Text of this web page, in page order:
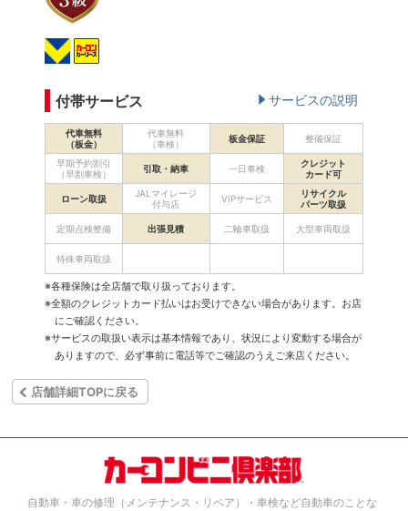
付帯サービス サービスの説明
代車無料
（板金）
代車無料
（車検）
板金保証 整備保証
早期予約割引
（早割車検）
引取・納車 一日車検
クレジット
カード可
ローン取扱
JALマイレージ
付与店
VIPサービス
リサイクル
パーツ取扱
定期点検整備 出張見積 二輪車取扱 大型車両取扱
特殊車両取扱
※各種保険は全店舗で取り扱っております。
※全額のクレジットカード払いはお受けできない場合があります。お店
にご確認ください。
※サービスの取扱い表示は基本情報であり、状況により変動する場合が
ありますので、必ず事前に電話等でご確認のうえご来店ください。
店舗詳細TOPに戻る
自動車・車の修理（メンテナンス・リペア）・車検など自動車のことな